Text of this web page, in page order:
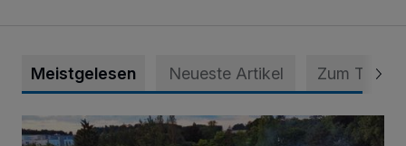
Meistgelesen Neueste Artikel Zum Thema
Vier Tage mit vollem Programm